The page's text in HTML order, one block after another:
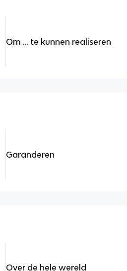
Om ... te kunnen realiseren
Garanderen
Over de hele wereld